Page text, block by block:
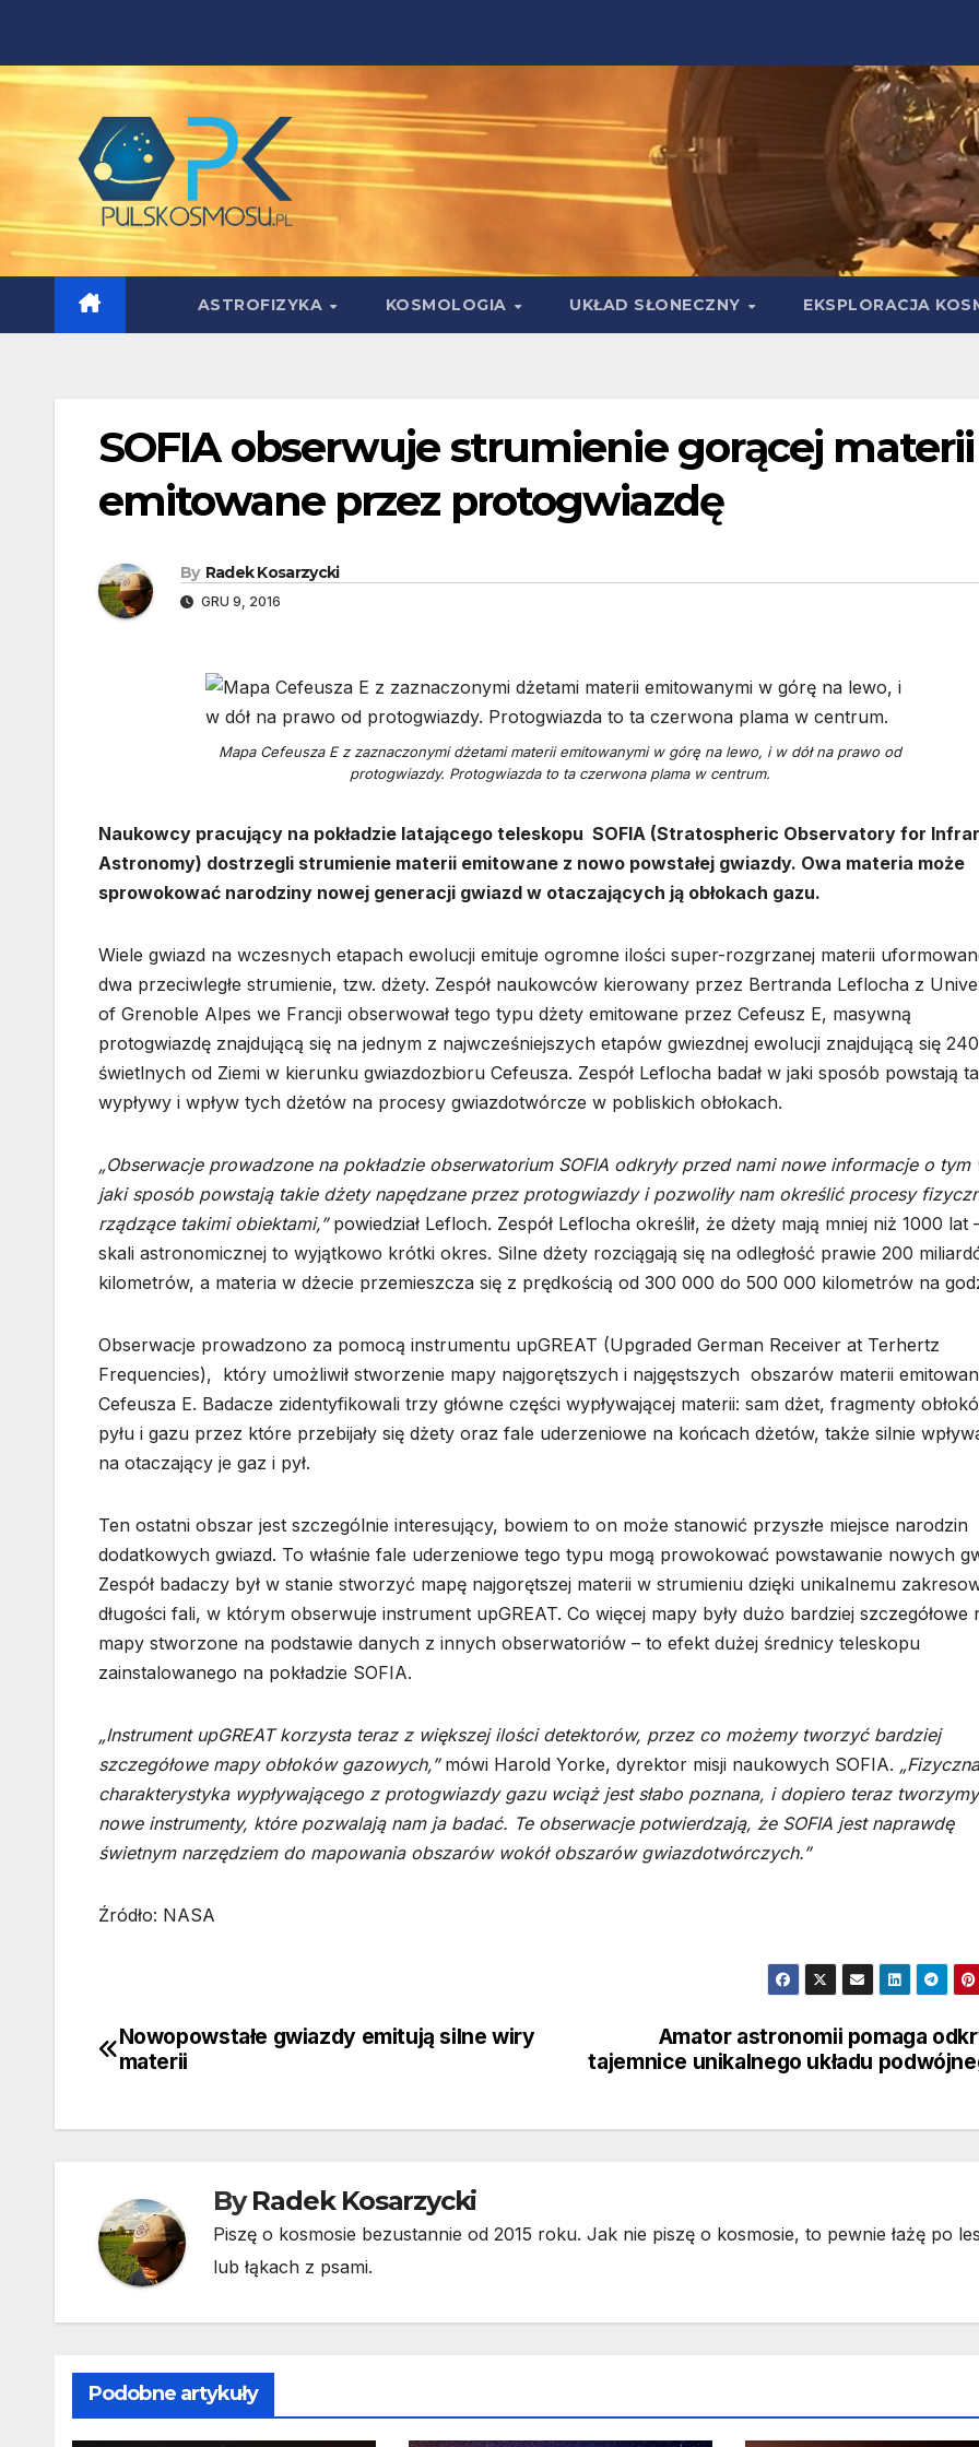
content
ASTROFIZYKA KOSMOLOGIA UKŁAD SŁONECZNY EKSPLORACJA
SOFIA obserwuje strumienie gorącej materii
emitowane przez protogwiazdę
By Radek Kosarzycki
GRU 9, 2016
Mapa Cefeusza E z zaznaczonymi dżetami materii emitowanymi w górę na lewo, i w dół na prawo od
protogwiazdy. Protogwiazda to ta czerwona plama w centrum.
Naukowcy pracujący na pokładzie latającego teleskopu SOFIA (Stratospheric Observatory for
Astronomy) dostrzegli strumienie materii emitowane z nowo powstałej gwiazdy. Owa materia może
sprowokować narodziny nowej generacji gwiazd w otaczających ją obłokach gazu.
Wiele gwiazd na wczesnych etapach ewolucji emituje ogromne ilości super-rozgrzanej materii
dwa przeciwległe strumienie, tzw. dżety. Zespół naukowców kierowany przez Bertranda Leflocha z
of Grenoble Alpes we Francji obserwował tego typu dżety emitowane przez Cefeusz E, masywną
protogwiazdę znajdującą się na jednym z najwcześniejszych etapów gwiezdnej ewolucji znajdującą się
świetlnych od Ziemi w kierunku gwiazdozbioru Cefeusza. Zespół Leflocha badał w jaki sposób powstają
wypływy i wpływ tych dżetów na procesy gwiazdotwórcze w pobliskich obłokach.
„Obserwacje prowadzone na pokładzie obserwatorium SOFIA odkryły przed nami nowe informacje o tym
jaki sposób powstają takie dżety napędzane przez protogwiazdy i pozwoliły nam określić procesy
rządzące takimi obiektami,”powiedział Lefloch. Zespół Leflocha określił, że dżety mają mniej niż 1000 lat
skali astronomicznej to wyjątkowo krótki okres. Silne dżety rozciągają się na odległość prawie 200
kilometrów, a materia w dżecie przemieszcza się z prędkością od 300 000 do 500 000 kilometrów na
Obserwacje prowadzono za pomocą instrumentu upGREAT (Upgraded German Receiver at Terhertz
Frequencies), który umożliwił stworzenie mapy najgorętszych i najgęstszych obszarów materii
Cefeusza E. Badacze zidentyfikowali trzy główne części wypływającej materii: sam dżet, fragmenty
pyłu i gazu przez które przebijały się dżety oraz fale uderzeniowe na końcach dżetów, także silnie
na otaczający je gaz i pył.
Ten ostatni obszar jest szczególnie interesujący, bowiem to on może stanowić przyszłe miejsce narodzin
dodatkowych gwiazd. To właśnie fale uderzeniowe tego typu mogą prowokować powstawanie nowych
Zespół badaczy był w stanie stworzyć mapę najgorętszej materii w strumieniu dzięki unikalnemu
długości fali, w którym obserwuje instrument upGREAT. Co więcej mapy były dużo bardziej szczegółowe
mapy stworzone na podstawie danych z innych obserwatoriów – to efekt dużej średnicy teleskopu
zainstalowanego na pokładzie SOFIA.
„Instrument upGREAT korzysta teraz z większej ilości detektorów, przez co możemy tworzyć bardziej
szczegółowe mapy obłoków gazowych,”mówi Harold Yorke, dyrektor misji naukowych SOFIA. „Fizyczna
charakterystyka wypływającego z protogwiazdy gazu wciąż jest słabo poznana, i dopiero teraz tworzymy
nowe instrumenty, które pozwalają nam ja badać. Te obserwacje potwierdzają, że SOFIA jest naprawdę
świetnym narzędziem do mapowania obszarów wokół obszarów gwiazdotwórczych.”
Źródło: NASA
Nawigacja
Amator astronomii pomaga
tajemnice unikalnego układu
Nowopowstałe gwiazdy emitują silne wiry
materii
ByRadek Kosarzycki
Piszę o kosmosie bezustannie od 2015 roku. Jak nie piszę o kosmosie, to pewnie łażę po
lub łąkach z psami.
Podobne artykuły